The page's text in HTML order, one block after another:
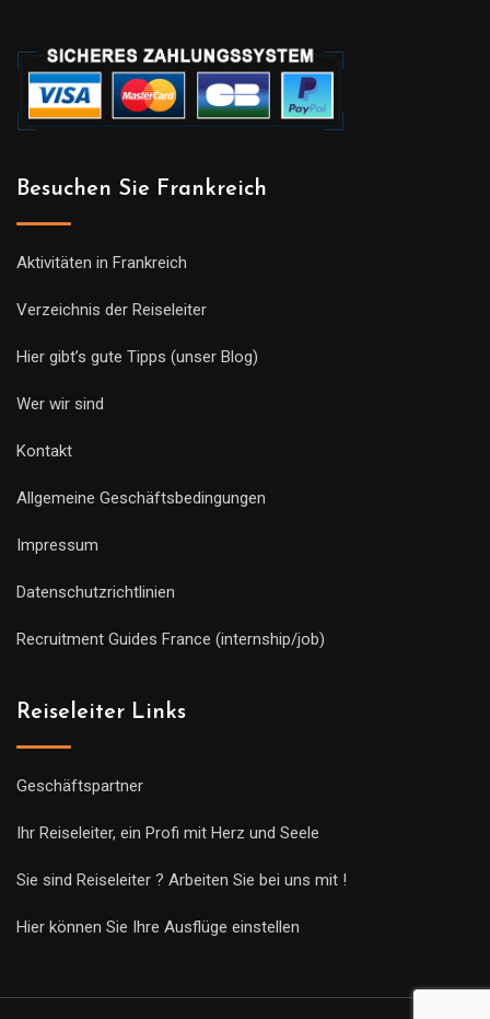
Besuchen Sie Frankreich
Aktivitäten in Frankreich
Verzeichnis der Reiseleiter
Hier gibt’s gute Tipps (unser Blog)
Wer wir sind
Kontakt
Allgemeine Geschäftsbedingungen
Impressum
Datenschutzrichtlinien
Recruitment Guides France (internship/job)
Reiseleiter Links
Geschäftspartner
Ihr Reiseleiter, ein Profi mit Herz und Seele
Sie sind Reiseleiter ? Arbeiten Sie bei uns mit !
Hier können Sie Ihre Ausflüge einstellen